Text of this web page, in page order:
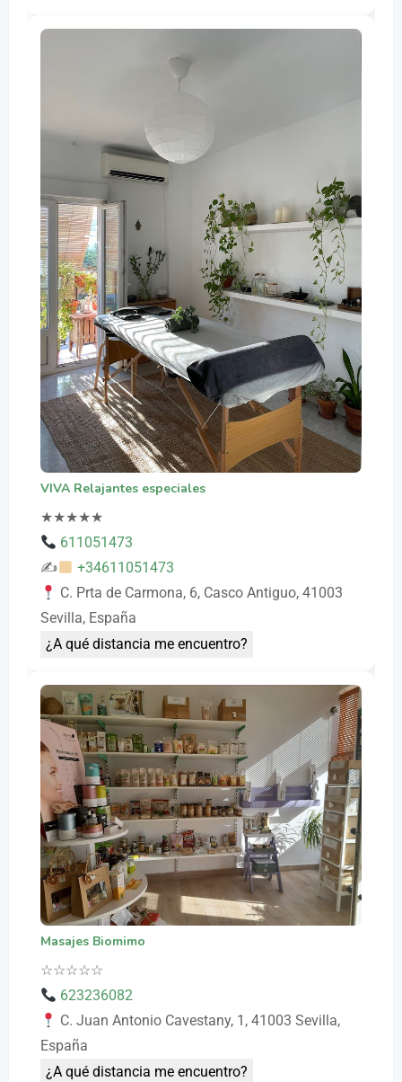
VIVA Relajantes especiales
★★★★★
611051473
✍
+34611051473
C. Prta de Carmona, 6, Casco Antiguo, 41003
Sevilla, España
¿A qué distancia me encuentro?
Masajes Biomimo
☆☆☆☆☆
623236082
C. Juan Antonio Cavestany, 1, 41003 Sevilla,
España
¿A qué distancia me encuentro?